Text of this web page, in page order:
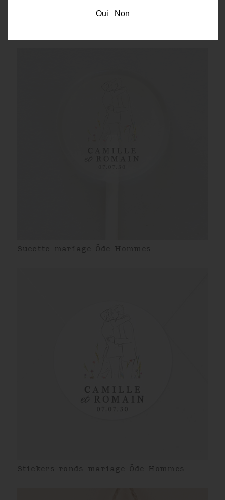
Sucette mariage Ôde Hommes
Stickers ronds mariage Ôde Hommes
Oui Non